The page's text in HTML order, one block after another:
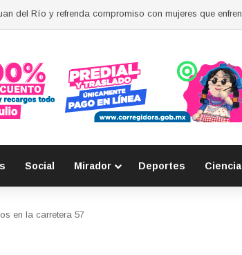
Mufasa”; monto permanecerá reservado
Social Mirador Deportes Ciencia
en la carretera 57